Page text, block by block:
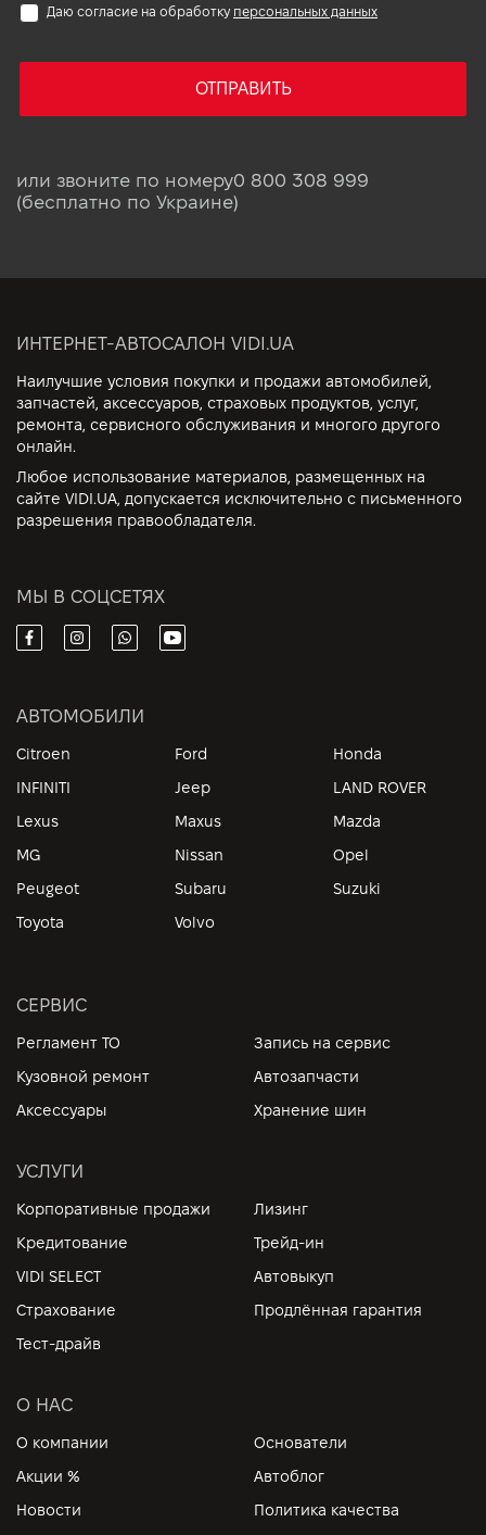
Даю согласие на обработку персональных данных
ОТПРАВИТЬ
или звоните по номеру0 800 308 999
(бесплатно по Украине)
ИНТЕРНЕТ-АВТОСАЛОН VIDI.UA
Наилучшие условия покупки и продажи автомобилей,
запчастей, аксессуаров, страховых продуктов, услуг,
ремонта, сервисного обслуживания и многого другого
онлайн.
Любое использование материалов, размещенных на
сайте VIDI.UA, допускается исключительно с письменного
разрешения правообладателя.
МЫ В СОЦСЕТЯХ
АВТОМОБИЛИ
Citroen Ford
Honda
INFINITI
Jeep
LAND ROVER
Lexus
Maxus
Mazda
MG
Nissan
Opel
Peugeot
Subaru
Suzuki
Toyota
Volvo
СЕРВИС
Регламент ТО
Запись на сервис
Кузовной ремонт
Автозапчасти
Аксессуары
Хранение шин
УСЛУГИ
Корпоративные продажи
Лизинг
Кредитование
Трейд-ин
VIDI SELECT
Автовыкуп
Страхование
Продлённая гарантия
Тест-драйв
О НАС
О компании
Основатели
Акции %
Автоблог
Новости
Политика качества